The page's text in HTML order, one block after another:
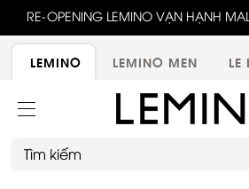
RE-OPENING LEMINO VẠN HẠNH
trải nghiệm mới, ưu đãi tri
LEMINO
LEMINO MEN LE